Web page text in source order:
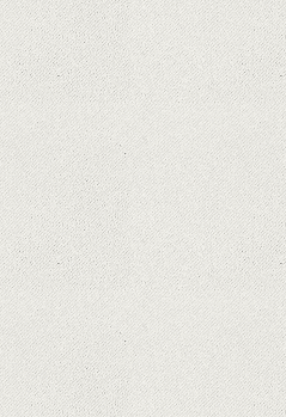
la Netflix în această lună de
Mir
în favoarea
Fight
nu se mai pot instala pe
cu procesoare Kirin
o posibilă dată de lansare
credeam; Are cameră